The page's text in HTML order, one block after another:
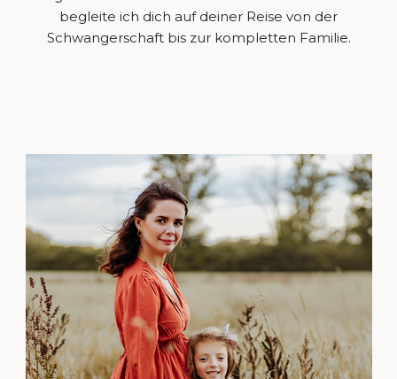
begleite ich dich auf deiner Reise von der
Schwangerschaft bis zur kompletten Familie.